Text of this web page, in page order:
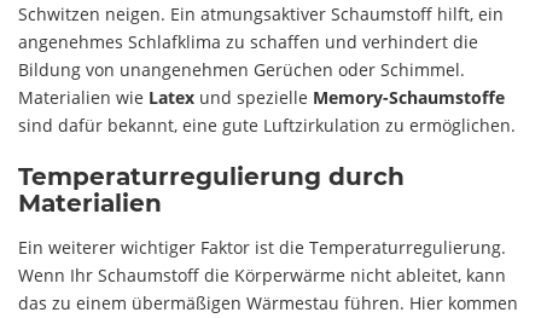
Schwitzen neigen. Ein atmungsaktiver Schaumstoff hilft, ein
angenehmes Schlafklima zu schaffen und verhindert die
Bildung von unangenehmen Gerüchen oder Schimmel.
Materialien wie Latex und spezielle Memory-Schaumstoffe
sind dafür bekannt, eine gute Luftzirkulation zu ermöglichen.
Temperaturregulierung durch
Materialien
Ein weiterer wichtiger Faktor ist die Temperaturregulierung.
Wenn Ihr Schaumstoff die Körperwärme nicht ableitet, kann
das zu einem übermäßigen Wärmestau führen. Hier kommen